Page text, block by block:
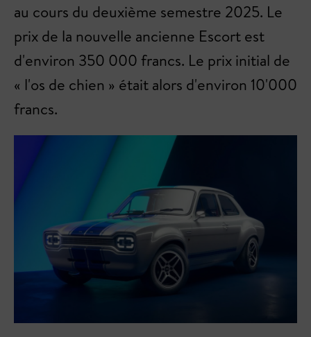
au cours du deuxième semestre 2025. Le
prix de la nouvelle ancienne Escort est
d'environ 350 000 francs. Le prix initial de
« l'os de chien » était alors d'environ 10'000
francs.